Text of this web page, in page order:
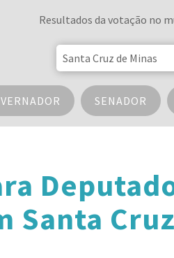
Resultados da votação no
SENADOR
Santa